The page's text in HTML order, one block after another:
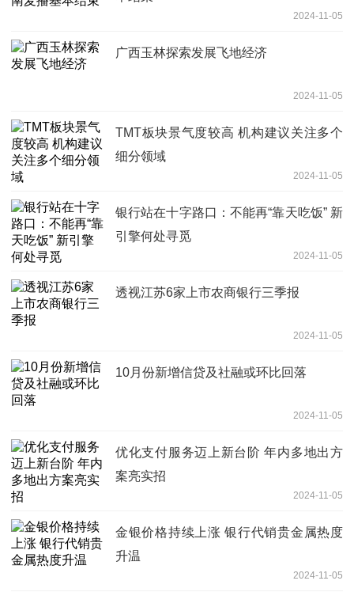
2024-11-05
广西玉林探索发展飞地经济
2024-11-05
TMT板块景气度较高 机构建议关注多个
细分领域
2024-11-05
银行站在十字路口：不能再“靠天吃饭” 新
引擎何处寻觅
2024-11-05
透视江苏6家上市农商银行三季报
2024-11-05
10月份新增信贷及社融或环比回落
2024-11-05
优化支付服务迈上新台阶 年内多地出方
案亮实招
2024-11-05
金银价格持续上涨 银行代销贵金属热度
升温
2024-11-05